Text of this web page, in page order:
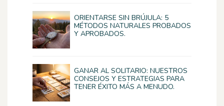
ORIENTARSE SIN BRÚJULA: 5
MÉTODOS NATURALES PROBADOS
Y APROBADOS.
GANAR AL SOLITARIO: NUESTROS
CONSEJOS Y ESTRATEGIAS PARA
TENER ÉXITO MÁS A MENUDO.